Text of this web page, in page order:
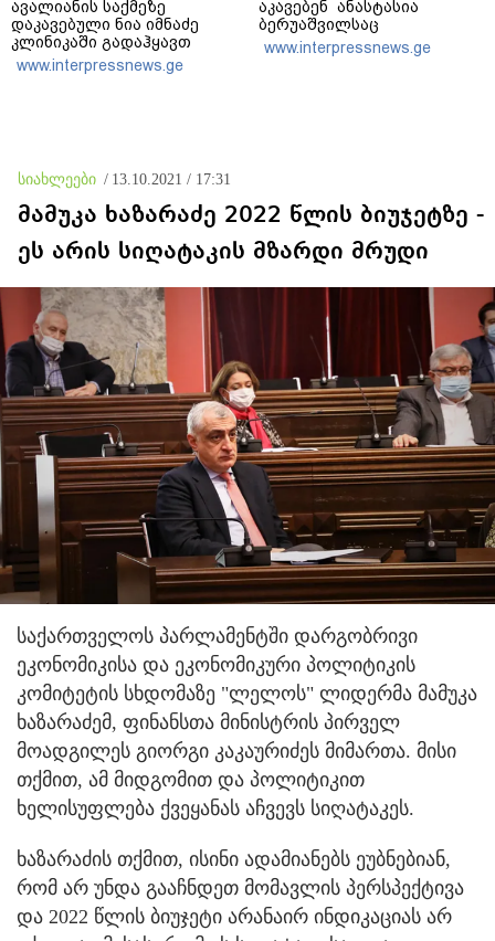
ავალიანის საქმეზე
დაკავებული ნია იმნაძე
კლინიკაში გადაჰყავთ
www.interpressnews.ge
აკავებენ ანასტასია
ბერუაშვილსაც
www.interpressnews.ge
სიახლეები / 13.10.2021 / 17:31
მამუკა ხაზარაძე 2022 წლის ბიუჯეტზე -
ეს არის სიღატაკის მზარდი მრუდი
საქართველოს პარლამენტში დარგობრივი
ეკონომიკისა და ეკონომიკური პოლიტიკის
კომიტეტის სხდომაზე "ლელოს" ლიდერმა მამუკა
ხაზარაძემ, ფინანსთა მინისტრის პირველ
მოადგილეს გიორგი კაკაურიძეს მიმართა. მისი
თქმით, ამ მიდგომით და პოლიტიკით
ხელისუფლება ქვეყანას აჩვევს სიღატაკეს.
ხაზარაძის თქმით, ისინი ადამიანებს ეუბნებიან,
რომ არ უნდა გააჩნდეთ მომავლის პერსპექტივა
და 2022 წლის ბიუჯეტი არანაირ ინდიკაციას არ